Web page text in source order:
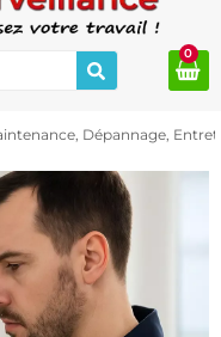
0
Dépannage,